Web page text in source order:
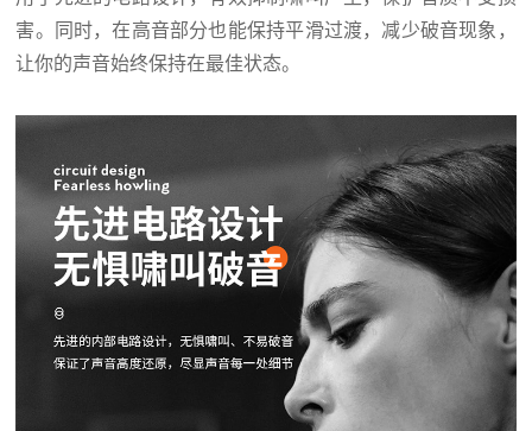
害。同时，在高音部分也能保持平滑过渡，减少破音现象，
让你的声音始终保持在最佳状态。